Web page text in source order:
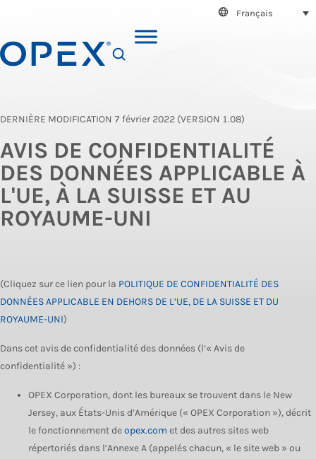
Français
DERNIÈRE MODIFICATION 7 février 2022 (VERSION 1.08)
AVIS DE CONFIDENTIALITÉ
DES DONNÉES APPLICABLE À
L'UE, À LA SUISSE ET AU
ROYAUME-UNI
(Cliquez sur ce lien pour la POLITIQUE DE CONFIDENTIALITÉ DES
DONNÉES APPLICABLE EN DEHORS DE L’UE, DE LA SUISSE ET DU
ROYAUME-UNI)
Dans cet avis de confidentialité des données (l’« Avis de
confidentialité ») :
OPEX Corporation, dont les bureaux se trouvent dans le New
Jersey, aux États-Unis d’Amérique (« OPEX Corporation »), décrit
le fonctionnement deopex.com et des autres sites web
répertoriés dans l’Annexe A (appelés chacun, « le site web » ou